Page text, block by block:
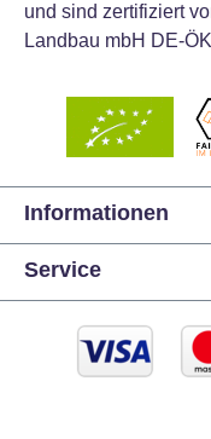
und sind zertifiziert
Landbau mbH DE-
Informationen
Service